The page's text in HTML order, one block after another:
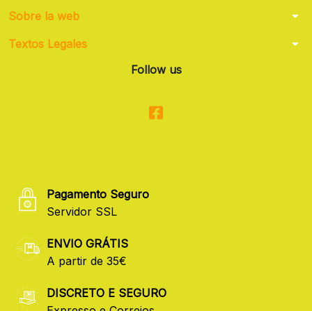
Sobre la web arrow_drop_down
Textos Legales arrow_drop_down
Follow us
Pagamento Seguro
Servidor SSL
ENVIO GRÁTIS
A partir de 35€
DISCRETO E SEGURO